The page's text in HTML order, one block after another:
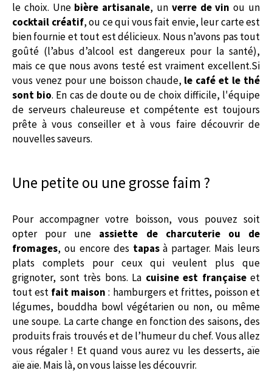
le choix. Une bière artisanale, un verre de vin ou un
cocktail créatif, ou ce qui vous fait envie, leur carte est
bien fournie et tout est délicieux. Nous n’avons pas tout
goûté (l’abus d’alcool est dangereux pour la santé),
mais ce que nous avons testé est vraiment excellent.Si
vous venez pour une boisson chaude, le café et le thé
sont bio. En cas de doute ou de choix difficile, l'équipe
de serveurs chaleureuse et compétente est toujours
prête à vous conseiller et à vous faire découvrir de
nouvelles saveurs.
Une petite ou une grosse faim ?
Pour accompagner votre boisson, vous pouvez soit
opter pour une assiette de charcuterie ou de
fromages, ou encore des tapasà partager. Mais leurs
plats complets pour ceux qui veulent plus que
grignoter, sont très bons. La cuisine est françaiseet
tout est fait maison : hamburgers et frittes, poisson et
légumes, bouddha bowl végétarien ou non, ou même
une soupe. La carte change en fonction des saisons, des
produits frais trouvés et de l’humeur du chef. Vous allez
vous régaler ! Et quand vous aurez vu les desserts, aïe
aïe aïe. Mais là, on vous laisse les découvrir.